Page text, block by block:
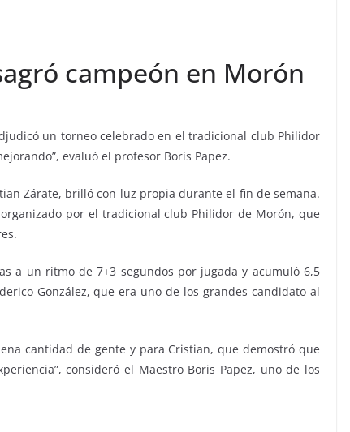
campeón en Morón
un torneo celebrado en el tradicional club Philidor
evaluó el profesor Boris Papez.
Zárate, brilló con luz propia durante el fin de semana.
por el tradicional club Philidor de Morón, que
a un ritmo de 7+3 segundos por jugada y acumuló 6,5
González, que era uno de los grandes candidato al
cantidad de gente y para Cristian, que demostró que
consideró el Maestro Boris Papez, uno de los